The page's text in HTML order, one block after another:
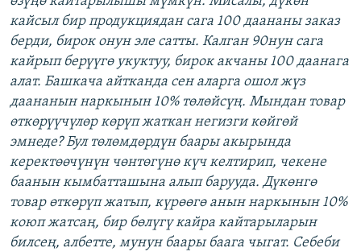
кайсыл бир продукциядан сага 100 даананы заказ
берди, бирок онун эле сатты. Калган 90нун сага
кайрып берүүгө укуктуу, бирок акчаны 100 даанага
алат. Башкача айтканда сен аларга ошол жүз
даананын наркынын 10% төлөйсүң. Мындан товар
өткөрүүчүлөр көрүп жаткан негизги көйгөй
эмнеде? Бул төлөмдөрдүн баары акырында
керектөөчүнүн чөнтөгүнө күч келтирип, чекене
баанын кымбатташына алып барууда. Дүкөнгө
товар өткөрүп жатып, күрөөгө анын наркынын 10%
коюп жатсаң, бир бөлүгү кайра кайтарыларын
билсең, албетте, мунун баары баага чыгат. Себеби